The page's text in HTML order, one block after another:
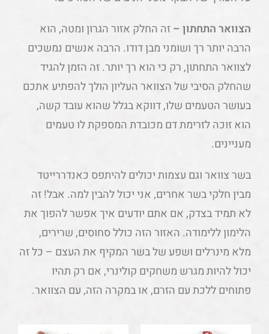
הצוואר התחתון –זה החלק אזור הגרון ומטה, הוא
הרבה יותר רך ושומני מבן דודו. הרבה אנשים נמשכים
לצוואר התחתון, רק כי הוא רך יותר. זה הזמן להגיד
שהחלק הסיבי של הצוואר העליון הולך להפתיע אתכם
בעושר הטעמים שלו, דווקא בגלל שהוא עובד קשה,
הוא זוכה לזרימת דם מכובדת המספקת לו טעמים
מעניינים.
בשר צוואר וגם עצמות יכולים להיתפס כאנדררייטד
מבין חלקי בשר אחרים, אני יכול להבין למה. אבל! זה
לא תמיד בצדק, אם אתם יודעים איך אפשר להפוך את
הלימון ללימודה. האזור הזה כולל סחוסים, שרירים,
מלא מינרלים ושפע של בשר המקיף את העצם – כל זה
יכול להיות מגרש משחקים קולינרי, אם רק תהיו
פתוחים ללכת עם הזרם, או במקרה הזה, עם הצוואר.